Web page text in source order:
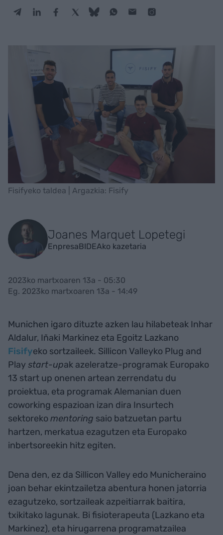
Fisifyeko taldea | Argazkia: Fisify
Joanes Marquet Lopetegi
EnpresaBIDEAko kazetaria
2023ko martxoaren 13a - 05:30
Eg. 2023ko martxoaren 13a - 14:49
Munichen igaro dituzte azken lau hilabeteak Inhar
Aldalur, Iñaki Markinez eta Egoitz Lazkano
Fisifyeko sortzaileek. Sillicon Valleyko Plug and
Play start-upak azeleratze-programak Europako
13 start up onenen artean zerrendatu du
proiektua, eta programak Alemanian duen
coworking espazioan izan dira Insurtech
sektorekomentoring saio batzuetan partu
hartzen, merkatua ezagutzen eta Europako
inbertsoreekin hitz egiten.
Dena den, ez da Sillicon Valley edo Municheraino
joan behar ekintzailetza abentura honen jatorria
ezagutzeko, sortzaileak azpeitiarrak baitira,
txikitako lagunak. Bi fisioterapeuta (Lazkano eta
Markinez), eta hirugarrena programatzailea